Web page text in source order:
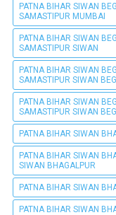
PATNA BIHAR SIWAN
SAMASTIPUR MUMBAI
PATNA BIHAR SIWAN
SAMASTIPUR SIWAN
PATNA BIHAR SIWAN
SAMASTIPUR SIWAN
PATNA BIHAR SIWAN
SAMASTIPUR SIWAN
PATNA BIHAR SIWAN
PATNA BIHAR SIWAN
SIWAN BHAGALPUR
PATNA BIHAR SIWAN
PATNA BIHAR SIWAN